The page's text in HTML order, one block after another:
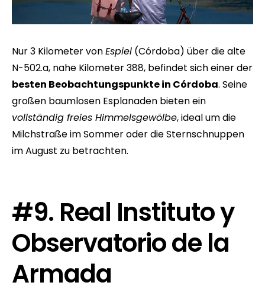
Nur 3 Kilometer vonEspiel (Córdoba) über die alte
N-502.a, nahe Kilometer 388, befindet sich einer der
besten Beobachtungspunkte in Córdoba. Seine
großen baumlosen Esplanaden bieten ein
vollständig freies Himmelsgewölbe, ideal um die
Milchstraße im Sommer oder die Sternschnuppen
im August zu betrachten.
#9. Real Instituto y
Observatorio de la
Armada